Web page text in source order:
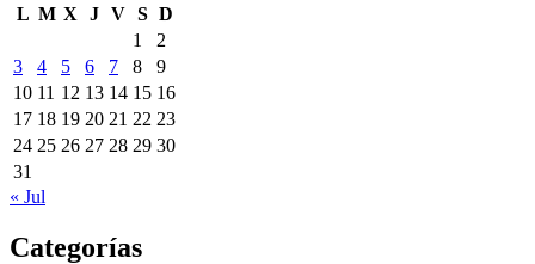
L M X J V S D
1
2
3
4 5 6 7 8
9
10 11 12 13 14 15 16
17 18 19 20 21 22 23
24 25 26 27 28 29 30
31
« Jul
Categorías